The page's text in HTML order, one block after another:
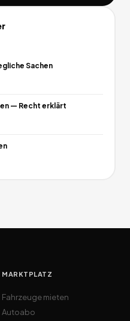
Sachen
— Recht erklärt
MARKTPLATZ
Fahrzeuge mieten
Autoabo